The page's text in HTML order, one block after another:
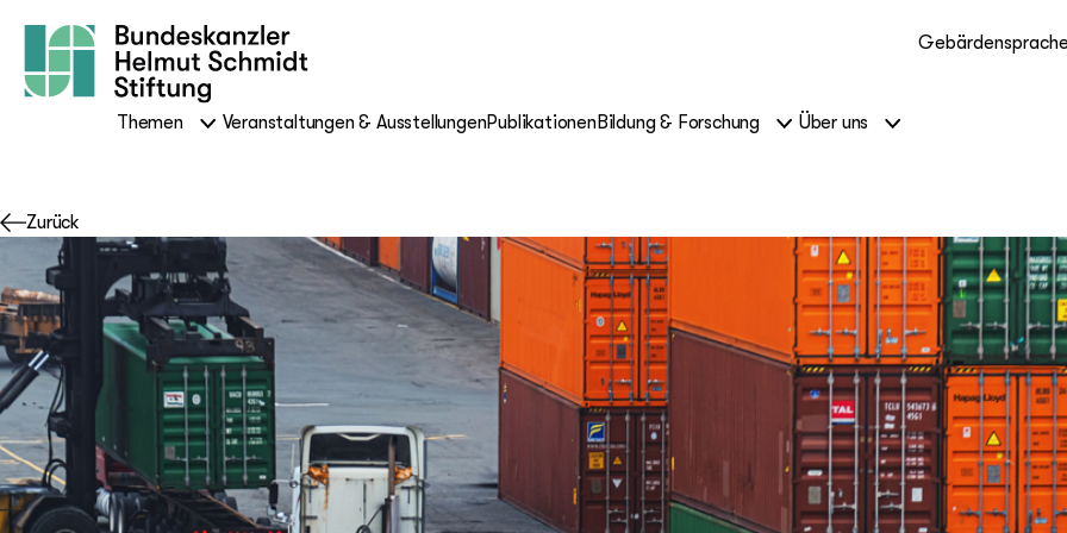
Gebärdensprache
Themen Veranstaltungen & AusstellungenPublikationenBildung & Forschung Über uns
Zurück